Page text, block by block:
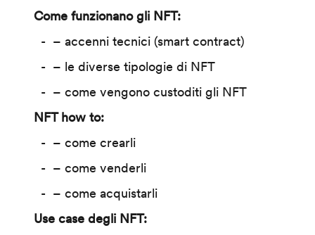
Come funzionano gli NFT:
– accenni tecnici (smart contract)
– le diverse tipologie di NFT
– come vengono custoditi gli NFT
NFT how to:
– come crearli
– come venderli
– come acquistarli
Use case degli NFT: